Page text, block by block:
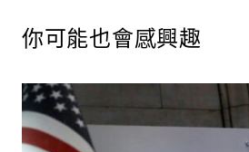
你可能也會感興趣